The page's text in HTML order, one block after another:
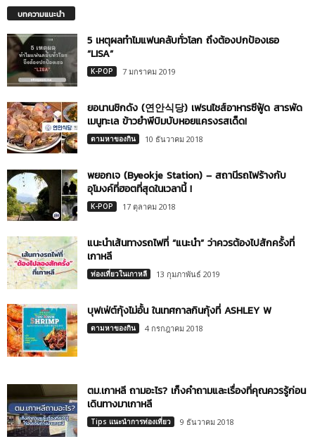
บทความแนะนำ
5 เหตุผลทำไมแฟนคลับทั่วโลก ถึงต้องปกป้องเธอ
“LISA”
K-POP 7 มกราคม 2019
ยอนานชิกดัง (연안식당) เฟรนไชส์อาหารซีฟู้ด สารพัด
เมนูทะเล ข้าวยำพีบิมบับหอยแครงรสเด็ด!
ตามหาของกิน 10 ธันวาคม 2018
พยอกเจ (Byeokje Station) – สถานีรถไฟร้างกับ
อุโมงค์ที่ฮอตที่สุดในเวลานี้ !
K-POP 17 ตุลาคม 2018
แนะนำเส้นทางรถไฟที่ “แนะนำ” ว่าควรต้องไปสักครั้งที่
เกาหลี
ท่องเที่ยวในเกาหลี 13 กุมภาพันธ์ 2019
บุฟเฟ่ต์กุ้งไม่อั้น ในเทศกาลกินกุ้งที่ ASHLEY W
ตามหาของกิน 4 กรกฎาคม 2018
ตม.เกาหลี ถามอะไร? เก็งคำถามและเรื่องที่คุณควรรู้ก่อน
เดินทางมาเกาหลี
Tips แนะนำการท่องเที่ยว 9 ธันวาคม 2018